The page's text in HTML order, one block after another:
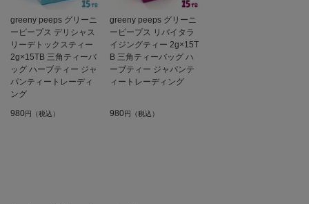
greeny peeps グリーニ
ーピープス デリシャス
リーデトックスティー
2g×15TB 三角ティーバ
ッグ ハーブティー ジャ
パンティートレーディ
ング
980円（税込）
greeny peeps グリーニ
ーピープス リバイタラ
イジングティー 2g×15T
B 三角ティーバッグ ハ
ーブティー ジャパンテ
ィートレーディング
980円（税込）